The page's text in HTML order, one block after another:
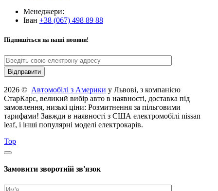
Менеджери:
Іван +38 (067) 498 89 88
Підпишіться на наші новини!
2026 © Автомобілі з Америки у Львові, з компанією
СтарКарс, великий вибір авто в наявності, доставка під
замовлення, низькі ціни: Розмитнення за пільговими
тарифами! Завжди в наявності з США електромобілі nissan
leaf, і інші популярні моделі електрокарів.
Top
Замовити зворотній зв'язок